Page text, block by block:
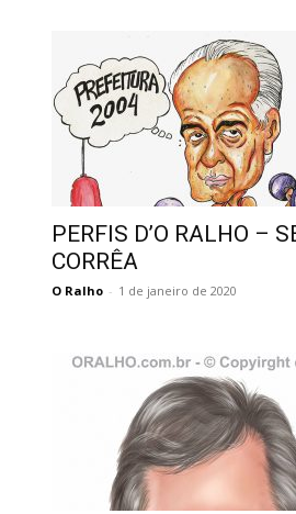
PERFIS D’O RALHO –
CORRÊA
O Ralho - 1 de janeiro de 2020